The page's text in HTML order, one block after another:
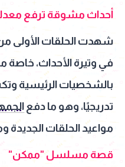
أحداث مشوقة ترفع
شهدت الحلقات الأولى
في وتيرة الأحداث، خاصة
بالشخصيات الرئيسية
تدريجيًا، وهو ما دفع
مواعيد الحلقات الجديدة
قصة مسلسل "ممكن"